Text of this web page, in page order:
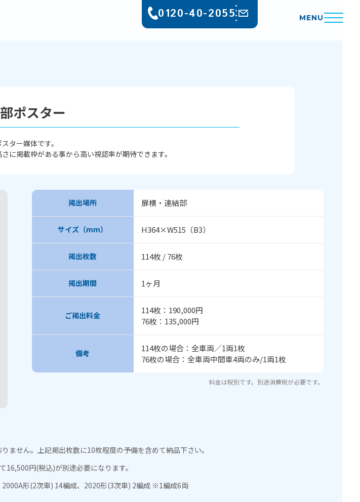
0120-40-2055 MENU
ポスター
ター媒体です。
に掲載枠がある事から高い視認率が期待できます。
掲出場所 扉横・連結部
サイズ（mm） H364×W515（B3）
掲出枚数 114枚 / 76枚
掲出期間 1ヶ月
ご掲出料金
114枚：190,000円
76枚：135,000円
備考
114枚の場合：全車両／1両1枚
76枚の場合：全車両中間車4両のみ/1両1枚
料金は税別です。別途消費税が必要です。
ません。上記掲出枚数に10枚程度の予備を含めて納品下さい。
円(税込)が別途必要になります。
形(2次車) 14編成、2020形(3次車) 2編成 ※1編成6両